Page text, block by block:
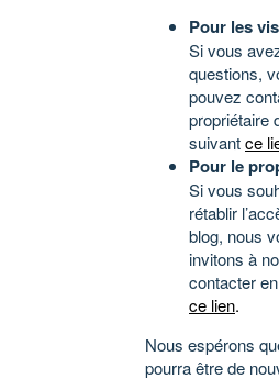
Pour les
Si vous
questions,
pouvez
propriétaire
suivantce
Pour le
Si vous
rétablir
blog, nous
invitons à
contacter
ce lien.
Nous espérons
pourra être de